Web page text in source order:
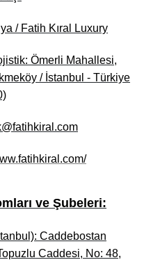
İmalatçıları
Mobilyacıları
/ Fatih Kıral Luxury
Ömerli Mahallesi,
/ İstanbul - Türkiye
ve Şubeleri:
Caddebostan
Caddesi, No: 48,